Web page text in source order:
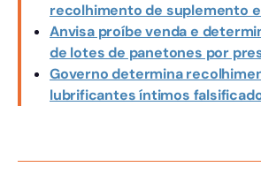
recolhimento de suplemento
Anvisa proíbe venda e
de lotes de panetones por
Governo determina
lubrificantes íntimos